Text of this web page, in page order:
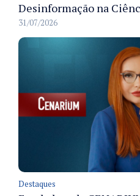
Desinformação na
31/07/2026
Destaques